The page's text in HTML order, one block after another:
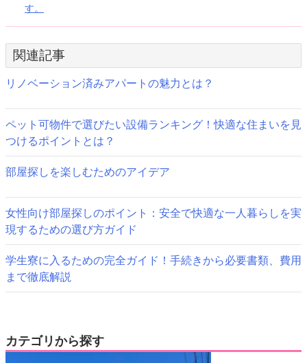
ビ
ゲ
ー
ョ
ン
す。
関連記事
リノベーション済みアパートの魅力とは？
ペット可物件で選びたい設備ランキング！快適な住まいを見
つけるポイントとは？
部屋探しを楽しむためのアイデア
女性向け部屋探しのポイント：安全で快適な一人暮らしを実
現するための選び方ガイド
学生寮に入るための完全ガイド！手続きから必要書類、費用
まで徹底解説
カテゴリから探す